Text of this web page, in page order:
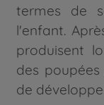
termes de
l'enfant.
produisent
des
de